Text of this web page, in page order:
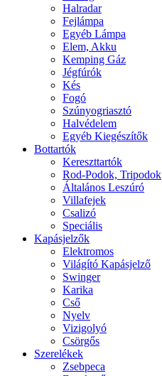
Halradar
Fejlámpa
Egyéb Lámpa
Elem, Akku
Kemping Gáz
Jégfúrók
Kés
Fogó
Szúnyogriasztó
Halvédelem
Egyéb Kiegészítők
Bottartók
Kereszttartók
Rod-Podok, Tripodok
Általános Leszúró
Villafejek
Csalizó
Speciális
Kapásjelzők
Elektromos
Világító Kapásjelző
Swinger
Karika
Cső
Nyelv
Vizigolyó
Csörgős
Szerelékek
Zsebpeca